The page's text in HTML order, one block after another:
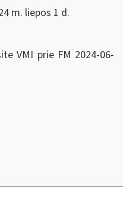
m. liepos 1 d.
VMI prie FM 2024-06-